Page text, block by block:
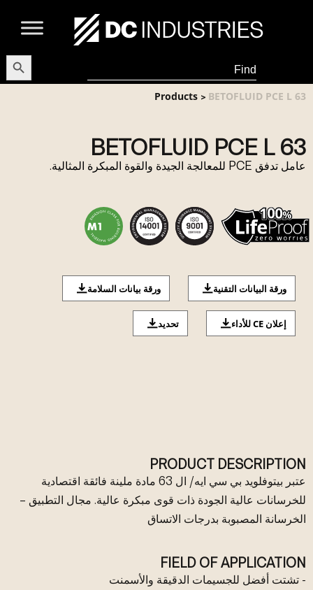
Search
for:
Button
Products >BETOFLUID PCE L 63
BETOFLUID PCE L 63
عامل تدفق PCE للمعالجة الجيدة والقوة المبكرة المثالية.
ورقة البيانات التقنية ورقة بيانات السلامة
إعلان CE للأداء تحديد
PRODUCT DESCRIPTION
عتبر بيتوفلويد بي سي ايه/ ال 63 مادة ملينة فائقة اقتصادية
للخرسانات عالية الجودة ذات قوى مبكرة عالية. مجال التطبيق –
الخرسانة المصبوبة بدرجات الاتساق
FIELD OF APPLICATION
- تشتت أفضل للجسيمات الدقيقة والأسمنت